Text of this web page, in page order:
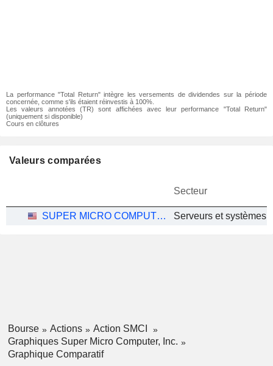
La performance "Total Return" intègre les versements de dividendes sur la période
concernée, comme s'ils étaient réinvestis à 100%.
Les valeurs annotées (TR) sont affichées avec leur performance "Total Return"
(uniquement si disponible)
Cours en clôtures
Valeurs comparées
Secteur
SUPER MICRO COMPUTER, INC.
Bourse Actions
Action SMCI
Graphiques Super Micro Computer, Inc.
Graphique Comparatif